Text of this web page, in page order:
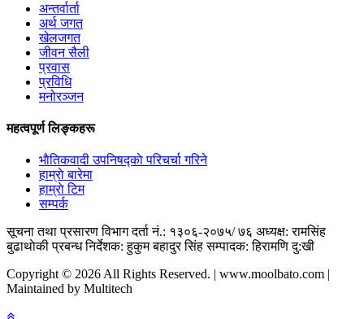
अन्तर्वार्ता
अर्थ जगत
खेलजगत
जीवन सैली
प्रवास
प्रविधि
मनोरञ्जन
महत्वपूर्ण लिङ्कहरू
भाैतिकवादी उपनिषद्काे परिचर्चा गरिने
हाम्राे बारेमा
हाम्राे टिम
सम्पर्क
सूचना तथा प्रसारण विभाग दर्ता नं.: १३०६-२०७५/ ७६ अध्यक्ष: रामसिंह
बुढाथाेकी प्रबन्ध निर्देशक: हुकुम बहादुर सिंह सम्पादक: हिरामणि दु:खी
Copyright © 2026 All Rights Reserved. | www.moolbato.com |
Maintained by Multitech